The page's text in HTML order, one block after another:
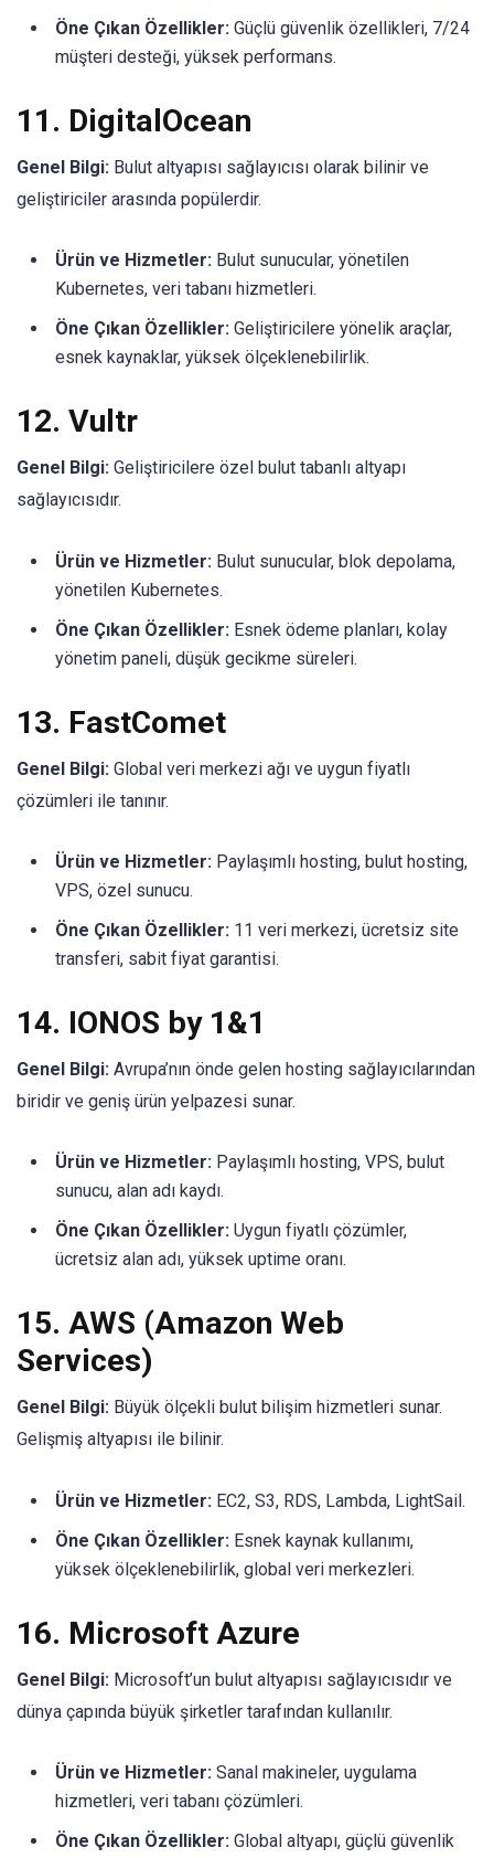
Öne Çıkan Özellikler: Güçlü güvenlik özellikleri, 7/24
müşteri desteği, yüksek performans.
11. DigitalOcean
Genel Bilgi: Bulut altyapısı sağlayıcısı olarak bilinir ve
geliştiriciler arasında popülerdir.
Ürün ve Hizmetler: Bulut sunucular, yönetilen
Kubernetes, veri tabanı hizmetleri.
Öne Çıkan Özellikler: Geliştiricilere yönelik araçlar,
esnek kaynaklar, yüksek ölçeklenebilirlik.
12. Vultr
Genel Bilgi: Geliştiricilere özel bulut tabanlı altyapı
sağlayıcısıdır.
Ürün ve Hizmetler: Bulut sunucular, blok depolama,
yönetilen Kubernetes.
Öne Çıkan Özellikler: Esnek ödeme planları, kolay
yönetim paneli, düşük gecikme süreleri.
13. FastComet
Genel Bilgi: Global veri merkezi ağı ve uygun fiyatlı
çözümleri ile tanınır.
Ürün ve Hizmetler: Paylaşımlı hosting, bulut hosting,
VPS, özel sunucu.
Öne Çıkan Özellikler: 11 veri merkezi, ücretsiz site
transferi, sabit fiyat garantisi.
14. IONOS by 1&1
Genel Bilgi: Avrupa’nın önde gelen hosting sağlayıcılarından
biridir ve geniş ürün yelpazesi sunar.
Ürün ve Hizmetler: Paylaşımlı hosting, VPS, bulut
sunucu, alan adı kaydı.
Öne Çıkan Özellikler: Uygun fiyatlı çözümler,
ücretsiz alan adı, yüksek uptime oranı.
15. AWS (Amazon Web
Services)
Genel Bilgi: Büyük ölçekli bulut bilişim hizmetleri sunar.
Gelişmiş altyapısı ile bilinir.
Ürün ve Hizmetler: EC2, S3, RDS, Lambda, LightSail.
Öne Çıkan Özellikler: Esnek kaynak kullanımı,
yüksek ölçeklenebilirlik, global veri merkezleri.
16. Microsoft Azure
Genel Bilgi: Microsoft’un bulut altyapısı sağlayıcısıdır ve
dünya çapında büyük şirketler tarafından kullanılır.
Ürün ve Hizmetler: Sanal makineler, uygulama
hizmetleri, veri tabanı çözümleri.
Öne Çıkan Özellikler: Global altyapı, güçlü güvenlik